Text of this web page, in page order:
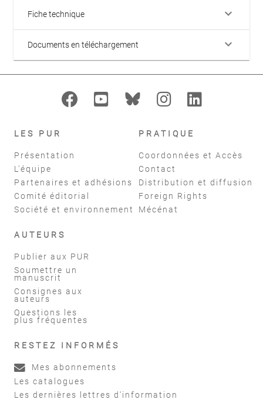
Fiche technique keyboard_arrow_down
Documents en téléchargement keyboard_arrow_down
LES PUR
Présentation
L'équipe
Partenaires et adhésions
Comité éditorial
Société et environnement
PRATIQUE
Coordonnées et Accès
Contact
Distribution et diffusion
Foreign Rights
Mécénat
AUTEURS
Publier aux PUR
Soumettre un
manuscrit
Consignes aux
auteurs
Questions les
plus fréquentes
RESTEZ INFORMÉS
Mes abonnements
Les catalogues
Les dernières lettres d'information